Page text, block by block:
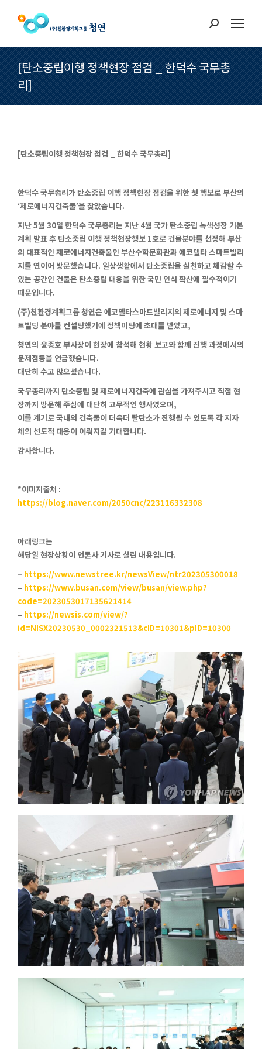
Search:
[탄소중립이행 정책현장 점검 _ 한덕수 국무총
리]
[탄소중립이행 정책현장 점검 _ 한덕수 국무총리]
한덕수 국무총리가 탄소중립 이행 정책현장 점검을 위한 첫 행보로 부산의
‘제로에너지건축물’을 찾았습니다.
지난 5월 30일 한덕수 국무총리는 지난 4월 국가 탄소중립 녹색성장 기본
계획 발표 후 탄소중립 이행 정책현장행보 1호로 건물분야를 선정해 부산
의 대표적인 제로에너지건축물인 부산수학문화관과 에코델타 스마트빌리
지를 연이어 방문했습니다. 일상생활에서 탄소중립을 실천하고 체감할 수
있는 공간인 건물은 탄소중립 대응을 위한 국민 인식 확산에 필수적이기
때문입니다.
(주)친환경계획그룹 청연은 에코델타스마트빌리지의 제로에너지 및 스마
트빌딩 분야를 컨설팅했기에 정책미팅에 초대를 받았고,
청연의 윤종호 부사장이 현장에 참석해 현황 보고와 함께 진행 과정에서의
문제점등을 언급했습니다.
대단히 수고 많으셨습니다.
국무총리까지 탄소중립 및 제로에너지건축에 관심을 가져주시고 직접 현
장까지 방문해 주심에 대단히 고무적인 행사였으며,
이를 계기로 국내의 건축물이 더욱더 탈탄소가 진행될 수 있도록 각 지자
체의 선도적 대응이 이뤄지길 기대합니다.
감사합니다.
*이미지출처 :
https://blog.naver.com/2050cnc/223116332308
아래링크는
해당일 현장상황이 언론사 기사로 실린 내용입니다.
– https://www.newstree.kr/newsView/ntr202305300018
– https://www.busan.com/view/busan/view.php?
code=2023053017135621414
– https://newsis.com/view/?
id=NISX20230530_0002321513&cID=10301&pID=10300